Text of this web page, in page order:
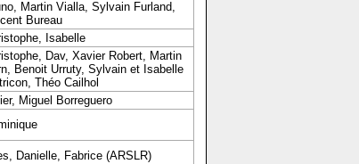
Martin Vialla, Sylvain Furland,
Bureau
Isabelle
Dav, Xavier Robert, Martin
Benoit Urruty, Sylvain et Isabelle
Théo Cailhol
Miguel Borreguero
Danielle, Fabrice (ARSLR)